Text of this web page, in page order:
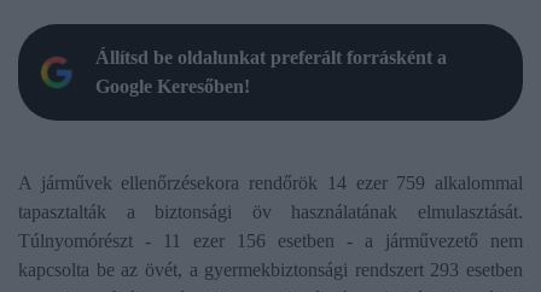
Állítsd be oldalunkat preferált forrásként a
Google Keresőben!
A járművek ellenőrzésekora rendőrök 14 ezer 759 alkalommal
tapasztalták a biztonsági öv használatának elmulasztását.
Túlnyomórészt - 11 ezer 156 esetben - a járművezető nem
kapcsolta be az övét, a gyermekbiztonsági rendszert 293 esetben